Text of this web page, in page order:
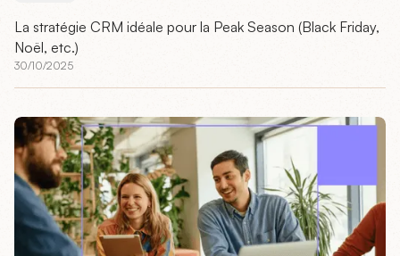
La stratégie CRM idéale pour la Peak Season (Black Friday,
Noël, etc.)
30/10/2025